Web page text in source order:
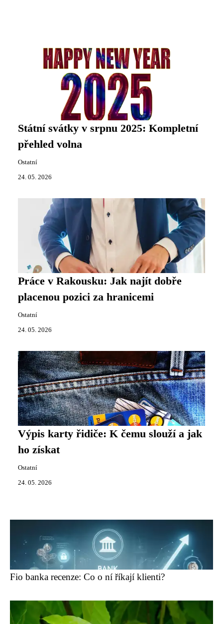
Státní svátky v srpnu 2025: Kompletní
přehled volna
Ostatní
24. 05. 2026
Práce v Rakousku: Jak najít dobře
placenou pozici za hranicemi
Ostatní
24. 05. 2026
Výpis karty řidiče: K čemu slouží a jak
ho získat
Ostatní
24. 05. 2026
Fio banka recenze: Co o ní říkají klienti?